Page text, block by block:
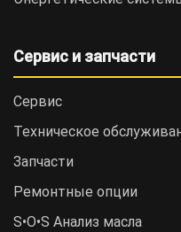
Сервис и запчасти
Сервис
Техническое
Запчасти
Ремонтные опции
S•O•S Анализ масла